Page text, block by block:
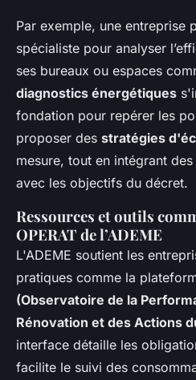
Par exemple, une entreprise
spécialiste pour analyser
ses bureaux ou espaces
diagnostics énergétiques
fondation pour repérer les
proposer des stratégies
mesure, tout en intégrant
avec les objectifs du décret.
Ressources et outils
OPERAT de l’ADEME
L'ADEME soutient les
pratiques comme la
(Observatoire de la
Rénovation et des Actions
interface détaille les
facilite le suivi des